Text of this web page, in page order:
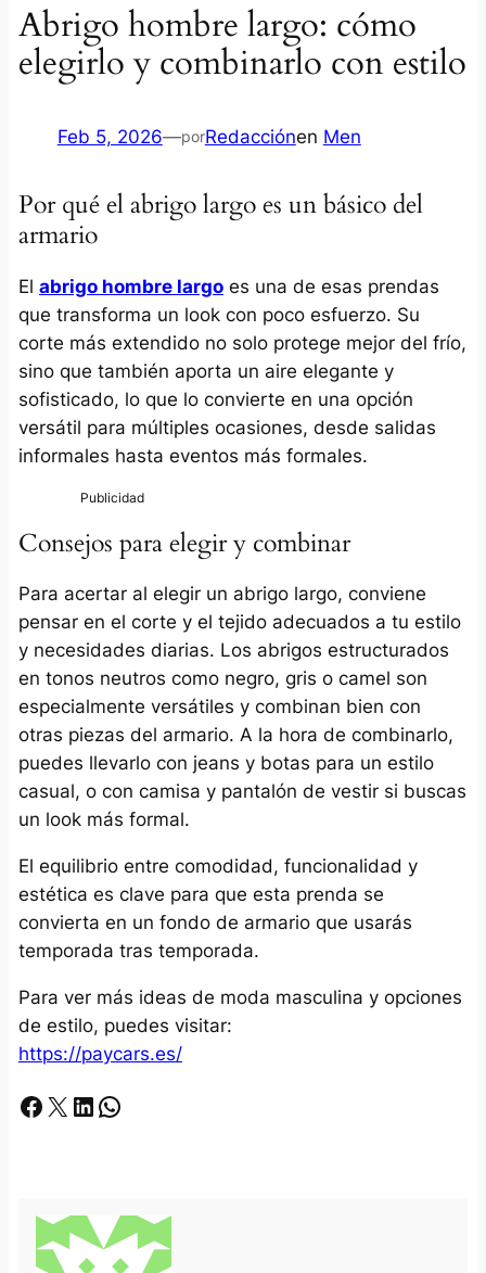
Abrigo hombre largo: cómo
elegirlo y combinarlo con estilo
Feb 5, 2026—porRedacciónen Men
Por qué el abrigo largo es un básico del
armario
El abrigo hombre largoes una de esas prendas
que transforma un look con poco esfuerzo. Su
corte más extendido no solo protege mejor del frío,
sino que también aporta un aire elegante y
sofisticado, lo que lo convierte en una opción
versátil para múltiples ocasiones, desde salidas
informales hasta eventos más formales.
Consejos para elegir y combinar
Para acertar al elegir un abrigo largo, conviene
pensar en el corte y el tejido adecuados a tu estilo
y necesidades diarias. Los abrigos estructurados
en tonos neutros como negro, gris o camel son
especialmente versátiles y combinan bien con
otras piezas del armario. A la hora de combinarlo,
puedes llevarlo con jeans y botas para un estilo
casual, o con camisa y pantalón de vestir si buscas
un look más formal.
El equilibrio entre comodidad, funcionalidad y
estética es clave para que esta prenda se
convierta en un fondo de armario que usarás
temporada tras temporada.
Para ver más ideas de moda masculina y opciones
de estilo, puedes visitar:
https://paycars.es/
Facebook X LinkedIn Whatsapp